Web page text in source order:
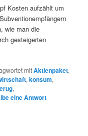
Kosten aufzählt um
wie man die
gesteigerten
mitAktienpaket,
,konsum,
,
eine Antwort